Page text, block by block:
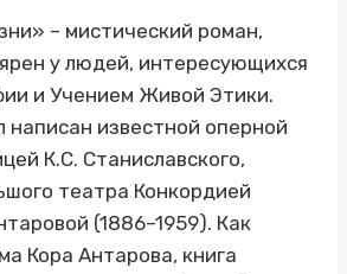
– мистический роман,
у людей, интересующихся
и Учением Живой Этики.
написан известной оперной
К.С. Станиславского,
театра Конкордией
(1886–1959). Как
Кора Антарова, книга